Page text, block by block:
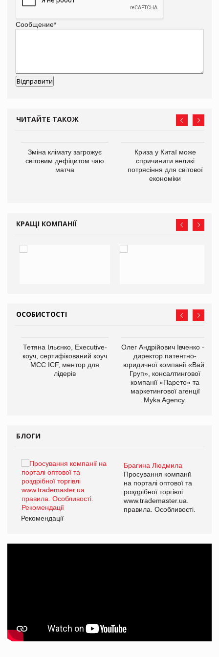
Сообщение*
ЧИТАЙТЕ ТАКОЖ
Зміна клімату загрожує
світовим дефіцитом чаю
матча
Криза у Китаї може
спричинити великі
потрясіння для світової
економіки
КРАЩІ КОМПАНІЇ
ОСОБИСТОСТІ
Тетяна Ільєнко, Executive-
коуч, сертифікований коуч
МСС ICF, ментор для
лідерів
Олег Андрійович Івченко —
директор патентно-
юридичної компанії «Вайз
Груп», консалтингової
компанії «Парето» та
маркетингової агенції
Myka Agency.
БЛОГИ
Брагина Людмила
Просування компанії
на порталі оптової та
роздрібної торгівлі
www.trademaster.ua.
правила. Особливості.
Рекомендації